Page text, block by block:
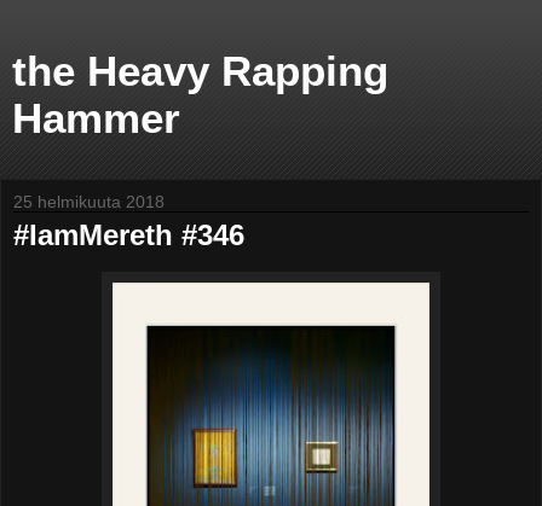
the Heavy Rapping
Hammer
25 helmikuuta 2018
#IamMereth #346